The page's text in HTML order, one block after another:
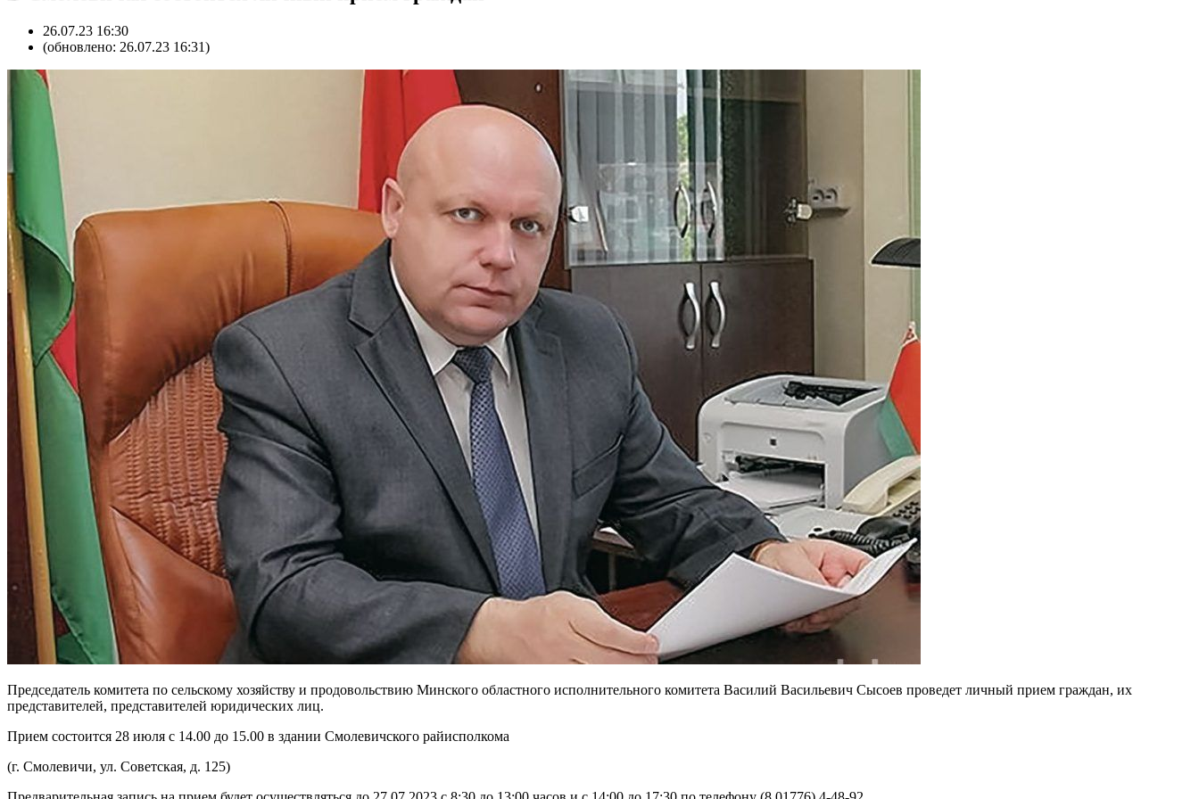
26.07.23 16:30
(обновлено: 26.07.23 16:31)
Председатель комитета по сельскому хозяйству и продовольствию Минского областного исполнительного комитета Василий Васильевич Сысоев проведет личный прием граждан, их
представителей, представителей юридических лиц.
Прием состоится 28 июля с 14.00 до 15.00 в здании Смолевичского райисполкома
(г. Смолевичи, ул. Советская, д. 125)